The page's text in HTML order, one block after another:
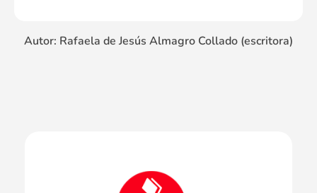
Autor: Rafaela de Jesús Almagro Collado (escritora)